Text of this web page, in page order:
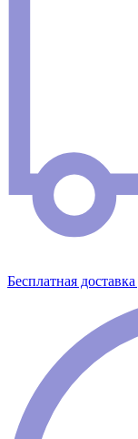
Бесплатная